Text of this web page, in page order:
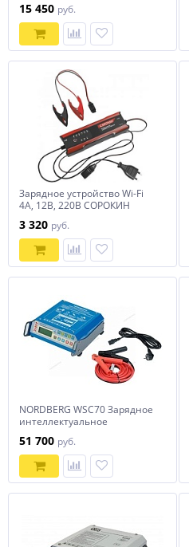
15 450 руб.
Зарядное устройство Wi-Fi
4A, 12В, 220В СОРОКИН
3 320 руб.
NORDBERG WSC70 Зарядное
интеллектуальное
51 700 руб.